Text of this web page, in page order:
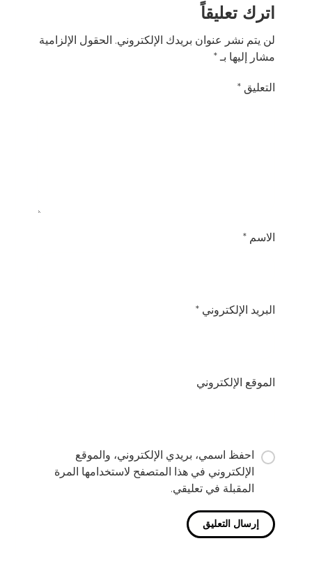
اترك تعليقاً
لن يتم نشر عنوان بريدك الإلكتروني. الحقول الإلزامية
مشار إليها بـ*
التعليق*
الاسم*
البريد الإلكتروني*
الموقع الإلكتروني
احفظ اسمي، بريدي الإلكتروني، والموقع
الإلكتروني في هذا المتصفح لاستخدامها المرة
المقبلة في تعليقي.